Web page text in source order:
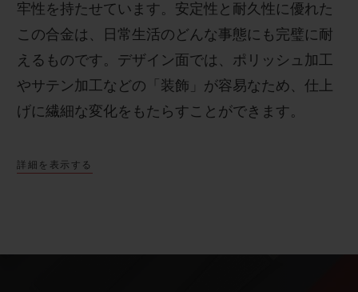
牢性を持たせています。安定性と耐久性に優れた
この合金は、日常生活のどんな事態にも完璧に耐
えるものです。 デザイン面では、ポリッシュ加工
やサテン加工などの「装飾」が容易なため、仕上
げに繊細な変化をもたらすことができます。
詳細を表示する